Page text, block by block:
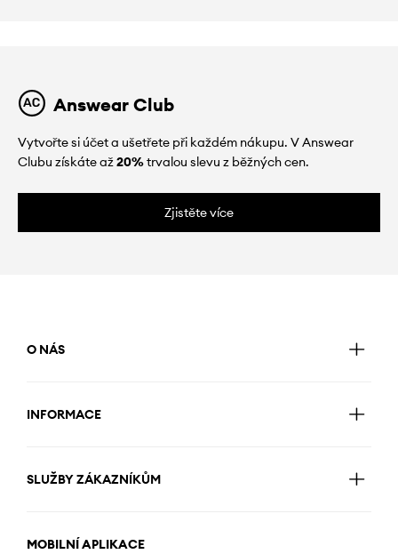
Answear Club
Vytvořte si účet a ušetřete při každém nákupu. V Answear
Clubu získáte až20%trvalou slevu z běžných cen.
Zjistěte více
O NÁS
INFORMACE
SLUŽBY ZÁKAZNÍKŮM
MOBILNÍ APLIKACE